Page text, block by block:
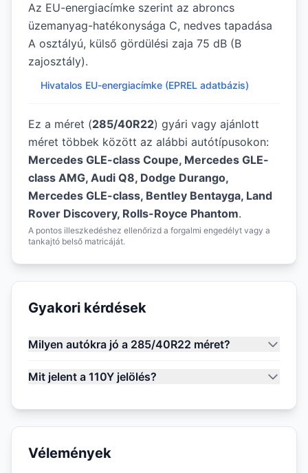
Az EU-energiacímke szerint az abroncs
üzemanyag-hatékonysága C, nedves tapadása
A osztályú, külső gördülési zaja 75 dB (B
zajosztály).
Hivatalos EU-energiacímke (EPREL adatbázis)
Ez a méret (285/40R22) gyári vagy ajánlott
méret többek között az alábbi autótípusokon:
Mercedes GLE-class Coupe, Mercedes GLE-
class AMG, Audi Q8, Dodge Durango,
Mercedes GLE-class, Bentley Bentayga, Land
Rover Discovery, Rolls-Royce Phantom.
A pontos illeszkedéshez ellenőrizd a forgalmi engedélyt vagy a
tankajtó belső matricáját.
Gyakori kérdések
Milyen autókra jó a 285/40R22 méret?
Mit jelent a 110Y jelölés?
Vélemények